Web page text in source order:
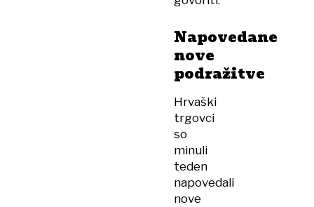
Napovedane
nove
podražitve
Hrvaški
trgovci
so
minuli
teden
napovedali
nove